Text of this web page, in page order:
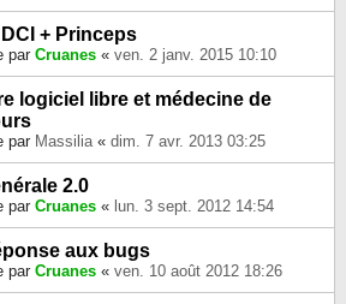
+ Princeps
par Cruanes « ven. 2 janv. 2015 10:10
logiciel libre et médecine de
par Massilia« dim. 7 avr. 2013 03:25
2.0
par Cruanes « lun. 3 sept. 2012 14:54
aux bugs
par Cruanes « ven. 10 août 2012 18:26